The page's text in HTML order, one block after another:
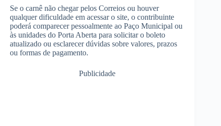
Se o carnê não chegar pelos Correios ou houver
qualquer dificuldade em acessar o site, o contribuinte
poderá comparecer pessoalmente ao Paço Municipal ou
às unidades do Porta Aberta para solicitar o boleto
atualizado ou esclarecer dúvidas sobre valores, prazos
ou formas de pagamento.
Publicidade